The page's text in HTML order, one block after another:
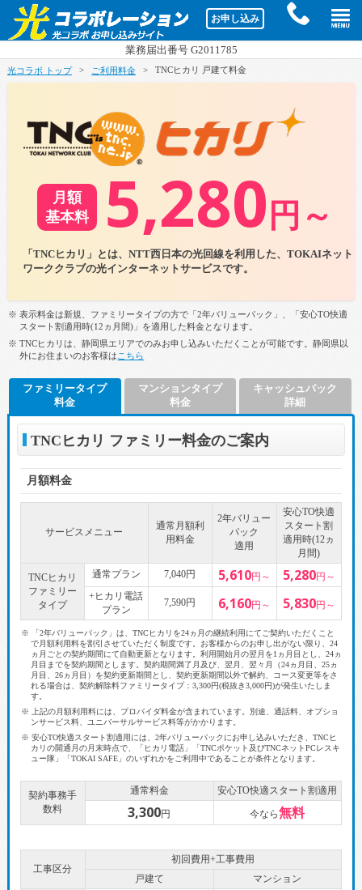
お申し込み d
業務届出番号 G2011785
光コラボ トップ > ご利用料金 > TNCヒカリ 戸建て料金
月額
基本料
5,280 円～
「TNCヒカリ」とは、NTT西日本の光回線を利用した、TOKAIネット
ワーククラブの光インターネットサービスです。
※ 表示料金は新規、ファミリータイプの方で「2年バリューパック」、「安心TO快適
スタート割適用時(12ヵ月間)」を適用した料金となります。
※ TNCヒカリは、静岡県エリアでのみお申し込みいただくことが可能です。静岡県以
外にお住まいのお客様は こちら
ファミリータイプ
料金
マンションタイプ
料金
キャッシュバック
詳細
TNCヒカリ ファミリー料金のご案内
月額料金
サービスメニュー
通常月額利
用料金
2年バリュー
パック
適用
安心TO快適
スタート割
適用時(12ヵ
月間)
TNCヒカリ
ファミリー
タイプ
通常プラン 7,040円 5,610円～ 5,280円～
+ヒカリ電話
プラン
7,590円 6,160円～ 5,830円～
※ 「2年バリューパック」は、TNCヒカリを24ヵ月の継続利用にてご契約いただくこと
で月額利用料を割引させていただく制度です。お客様からのお申し出がない限り、24
ヵ月ごとの契約期間にて自動更新となります。利用開始月の翌月を1ヵ月目とし、24ヵ
月目までを契約期間とします。契約期間満了月及び、翌月、翌々月（24ヵ月目、25ヵ
月目、26ヵ月目）を契約更新期間とし、契約更新期間以外で解約、コース変更等をさ
れる場合は、契約解除料ファミリータイプ：3,300円(税抜き3,000円)が発生いたしま
す。
※ 上記の月額利用料には、プロバイダ料金が含まれています。別途、通話料、オプショ
ンサービス料、ユニバーサルサービス料等がかかります。
※ 安心TO快適スタート割適用には、2年バリューパックにお申し込みいただき、TNCヒ
カリの開通月の月末時点で、「ヒカリ電話」「TNCポケット及びTNCネットPCレスキ
ュー隊」「TOKAI SAFE」のいずれかをご利用中であることが条件となります。
契約事務手
数料
通常料金 安心TO快適スタート割適用
3,300円 今なら無料
工事区分
初回費用+工事費用
戸建て
マンション